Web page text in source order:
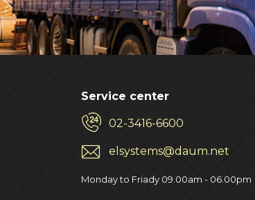
Service center
02-3416-6600
elsystems@daum.net
Monday to Friady 09.00am - 06.00pm